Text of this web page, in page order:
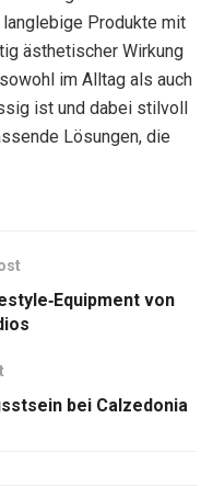
Produkte mit
ästhetischer Wirkung
im Alltag als auch
ist und dabei stilvoll
Lösungen, die
von
bei Calzedonia